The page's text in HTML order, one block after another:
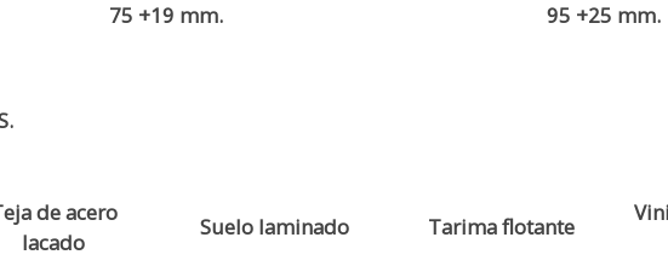
75 +19 mm.
95 +25 mm.
de acero
lacado
Suelo laminado Tarima flotante